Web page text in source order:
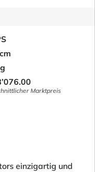
Marktpreis
einzigartig und